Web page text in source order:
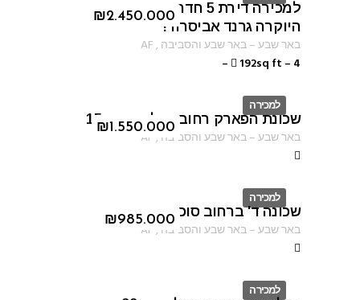
ID
₪2.450.000
למכירה דירת 5 חדרים בפרוייקט
היוקרה גרנד אביסרור!
באר שבע–באר שבע והסביבה ,
AF
192sq ft – 4
–
למכירה
ID
₪1.550.000
שכונת הפארק רחוב נחל ערוגות 15
באר שבע–באר שבע והסביבה ,
AF
למכירה
ID
₪985.000
שכונה ד' ברחוב סוכות
באר שבע–באר שבע והסביבה ,
AF
למכירה